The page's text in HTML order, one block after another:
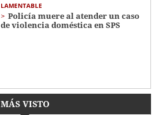
LAMENTABLE
Policía muere al atender un caso
de violencia doméstica en SPS
MÁS VISTO